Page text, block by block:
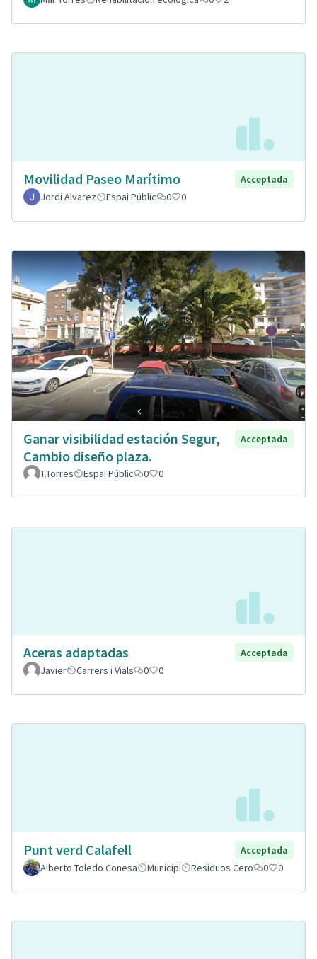
Movilidad Paseo Marítimo
Acceptada
Jordi Alvarez
Espai Públic 0 0
Ganar visibilidad estación Segur,
Cambio diseño plaza.
Acceptada
T.Torres Espai Públic 0 0
Aceras adaptadas
Acceptada
Javier
Carrers i Vials 0 0
Punt verd Calafell
Acceptada
Alberto Toledo Conesa
Municipi Residuos Cero 0 0